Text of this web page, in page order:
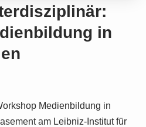
in
Medienbildung in
am Leibniz-Institut für